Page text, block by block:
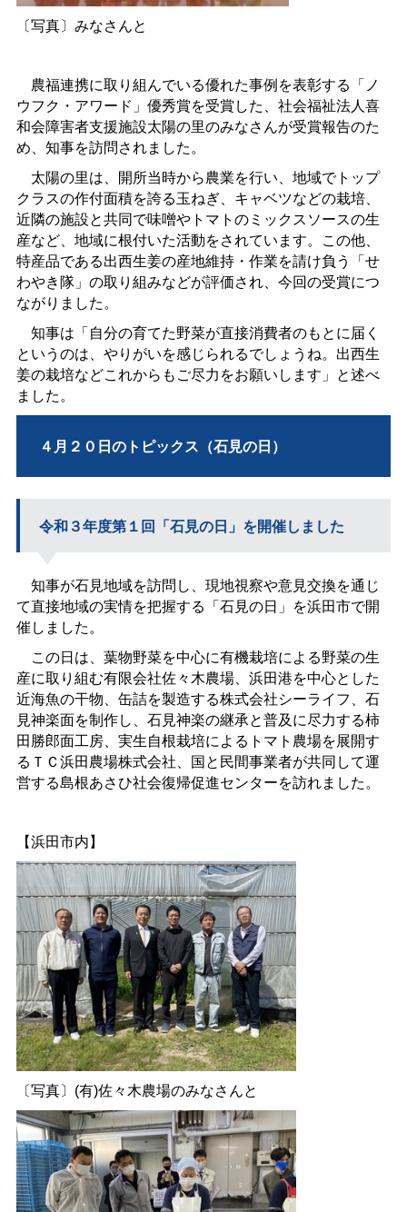
〔写真〕みなさんと
農福連携に取り組んでいる優れた事例を表彰する「ノ
ウフク・アワード」優秀賞を受賞した、社会福祉法人喜
和会障害者支援施設太陽の里のみなさんが受賞報告のた
め、知事を訪問されました。
太陽の里は、開所当時から農業を行い、地域でトップ
クラスの作付面積を誇る玉ねぎ、キャベツなどの栽培、
近隣の施設と共同で味噌やトマトのミックスソースの生
産など、地域に根付いた活動をされています。この他、
特産品である出西生姜の産地維持・作業を請け負う「せ
わやき隊」の取り組みなどが評価され、今回の受賞につ
ながりました。
知事は「自分の育てた野菜が直接消費者のもとに届く
というのは、やりがいを感じられるでしょうね。出西生
姜の栽培などこれからもご尽力をお願いします」と述べ
ました。
４月２０日のトピックス（石見の日）
令和３年度第１回「石見の日」を開催しました
知事が石見地域を訪問し、現地視察や意見交換を通じ
て直接地域の実情を把握する「石見の日」を浜田市で開
催しました。
この日は、葉物野菜を中心に有機栽培による野菜の生
産に取り組む有限会社佐々木農場、浜田港を中心とした
近海魚の干物、缶詰を製造する株式会社シーライフ、石
見神楽面を制作し、石見神楽の継承と普及に尽力する柿
田勝郎面工房、実生自根栽培によるトマト農場を展開す
るＴＣ浜田農場株式会社、国と民間事業者が共同して運
営する島根あさひ社会復帰促進センターを訪れました。
【浜田市内】
〔写真〕(有)佐々木農場のみなさんと